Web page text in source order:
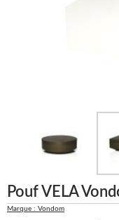
Pouf VELA
Marque : Vondom